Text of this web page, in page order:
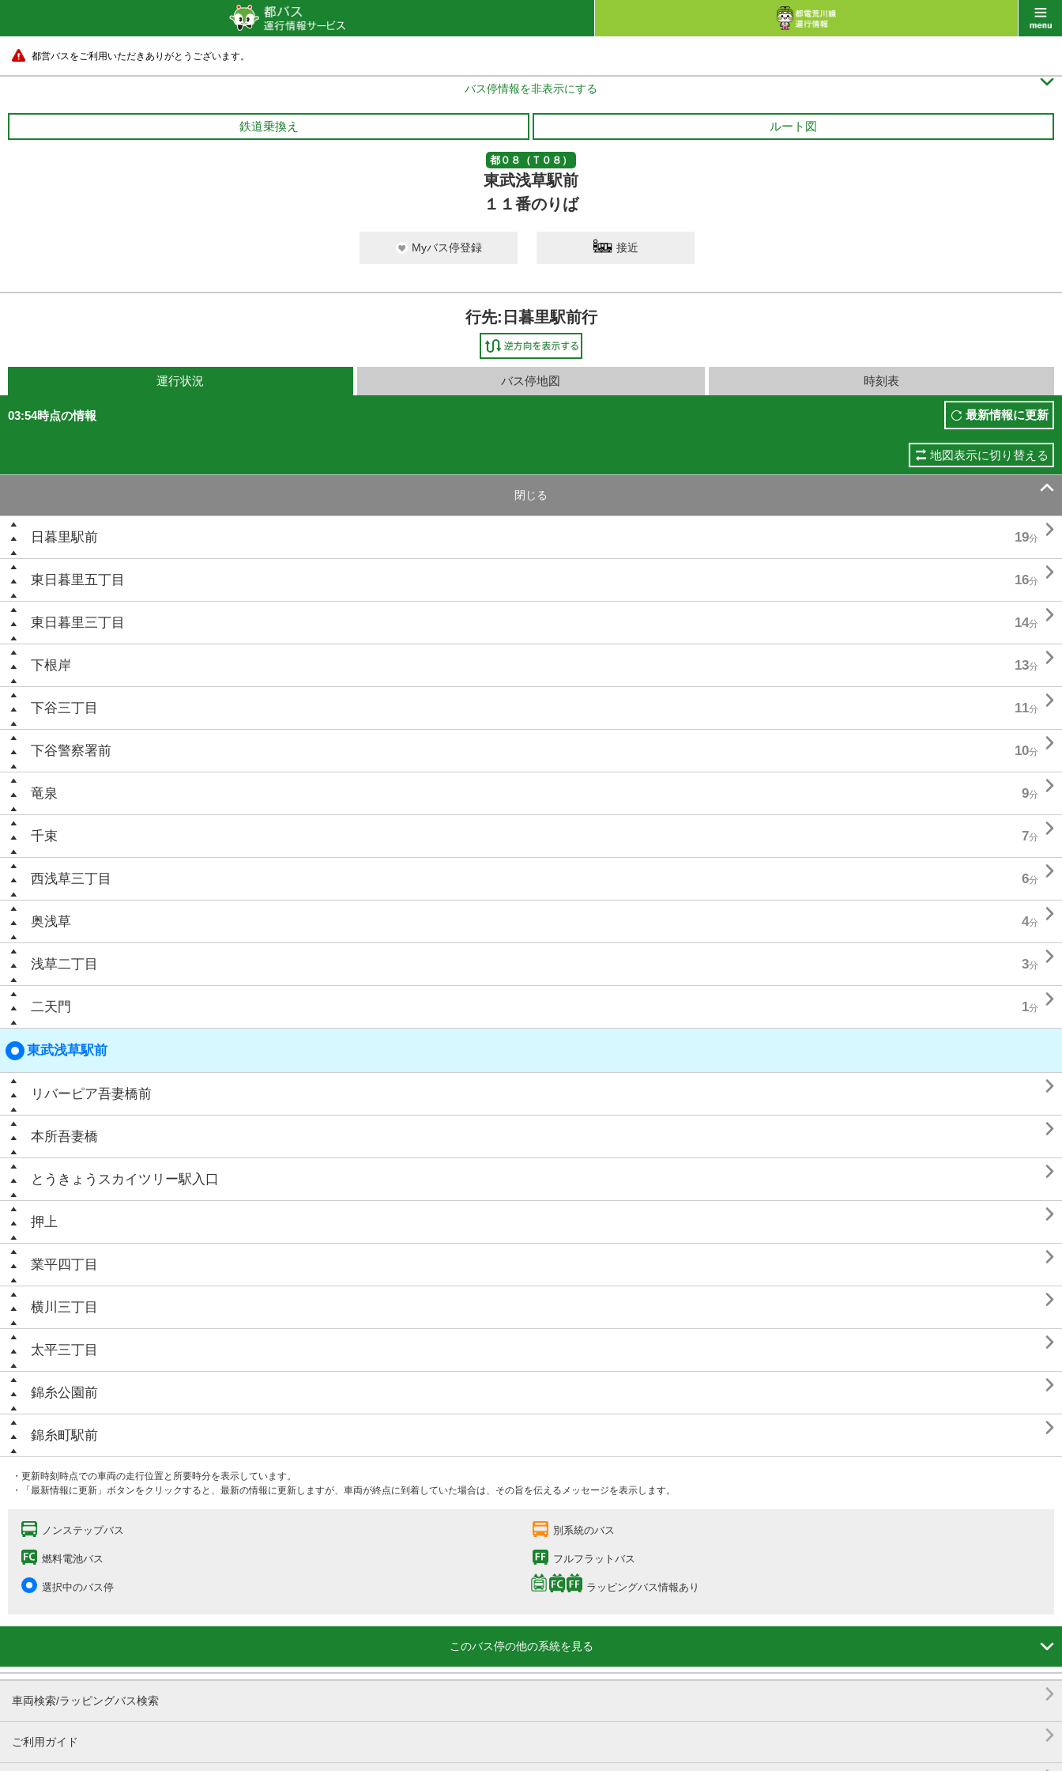
都営バスをご利用いただきありがとうございます。
バス停情報を非表示にする 
鉄道乗換え ルート図
都０８（Ｔ０８）
東武浅草駅前
１１番のりば
Myバス停登録 接近
行先:日暮里駅前行
運行状況 バス停地図 時刻表
03:54時点の情報 最新情報に更新
地図表示に切り替える
閉じる 
日暮里駅前 19分 
東日暮里五丁目 16分 
東日暮里三丁目 14分 
下根岸 13分 
下谷三丁目 11分 
下谷警察署前 10分 
竜泉 9分 
千束 7分 
西浅草三丁目 6分 
奥浅草 4分 
浅草二丁目 3分 
二天門 1分 
東武浅草駅前
リバーピア吾妻橋前 
本所吾妻橋 
とうきょうスカイツリー駅入口 
押上 
業平四丁目 
横川三丁目 
太平三丁目 
錦糸公園前 
錦糸町駅前 
・更新時刻時点での車両の走行位置と所要時分を表示しています。
・「最新情報に更新」ボタンをクリックすると、最新の情報に更新しますが、車両が終点に到着していた場合は、その旨を伝えるメッセージを表示します。
ノンステップバス 別系統のバス
燃料電池バス フルフラットバス
選択中のバス停 ラッピングバス情報あり
このバス停の他の系統を見る 
車両検索/ラッピングバス検索 
ご利用ガイド
